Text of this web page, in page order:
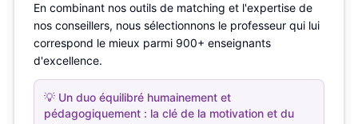
En combinant nos outils de matching et l'expertise de
nos conseillers, nous sélectionnons le professeur qui lui
correspond le mieux parmi 900+ enseignants
d'excellence.
💡 Un duo équilibré humainement et
pédagogiquement : la clé de la motivation et du